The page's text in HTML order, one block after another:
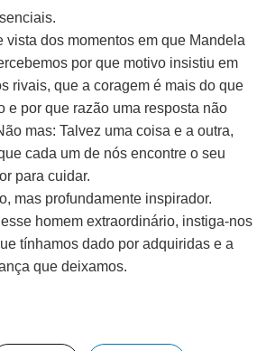
vista dos momentos em que Mandela
por que motivo insistiu em
rivais, que a coragem é mais do que
e por que razão uma resposta não
mas: Talvez uma coisa e a outra,
cada um de nós encontre o seu
para cuidar.
mas profundamente inspirador.
homem extraordinário, instiga-nos
tínhamos dado por adquiridas e a
que deixamos.